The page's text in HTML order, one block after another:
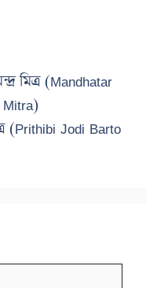
মিত্র (Mandhatar
Mitra)
(Prithibi Jodi Barto